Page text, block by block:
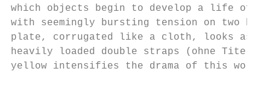
which objects begin to develop a life of
with seemingly bursting tension on two
plate, corrugated like a cloth, looks as
heavily loaded double straps (ohne Titel).
yellow intensifies the drama of this work